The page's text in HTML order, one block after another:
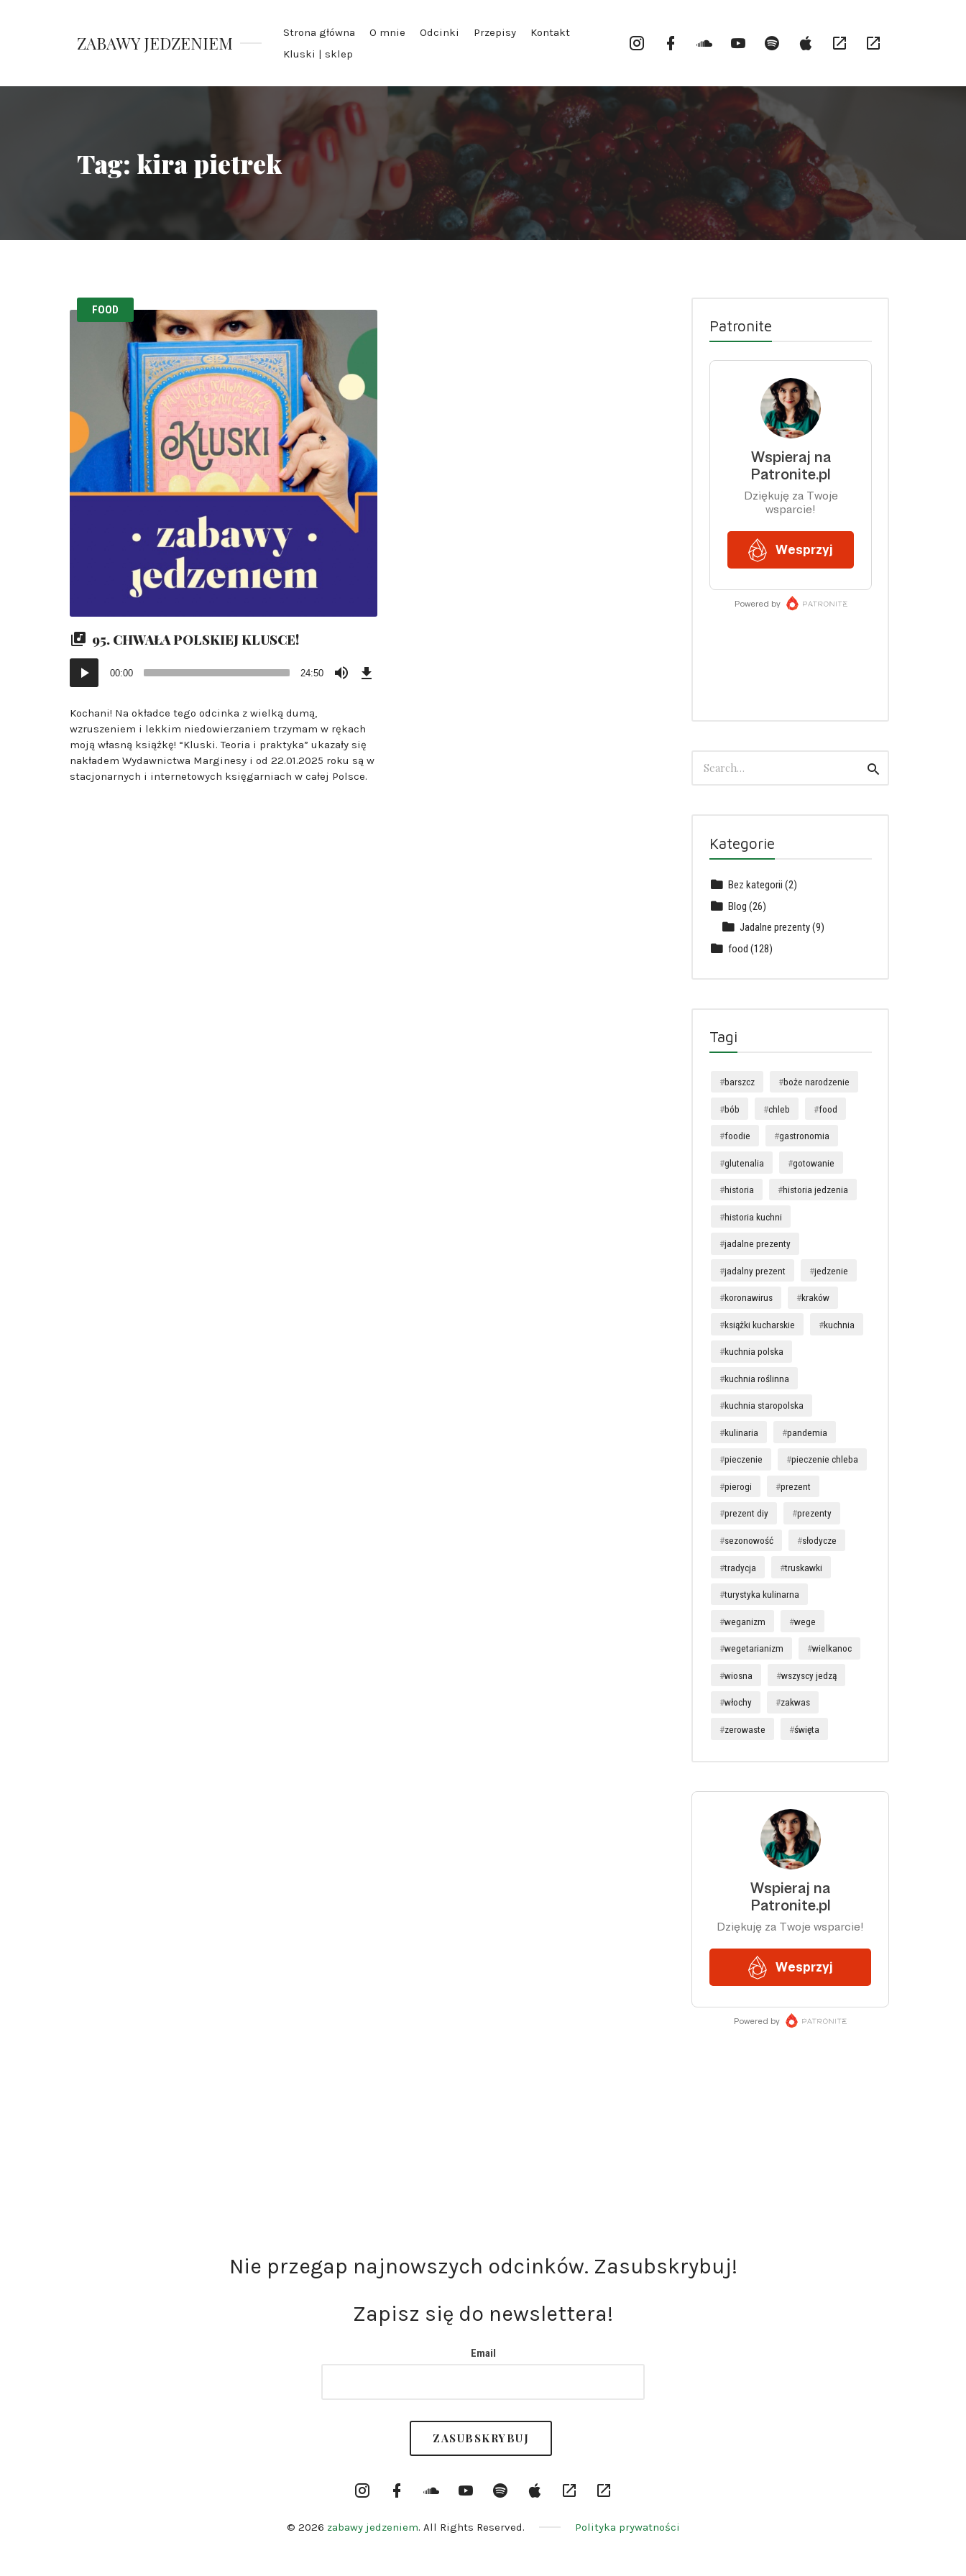
ZABAWY JEDZENIEM Strona główna O mnie Odcinki Przepisy
Kontakt
Kluski | sklep
InstargramFacebook
Profile
Soundcloud
YouTube
Channel
Spotify itunes
Tag: kira pietrek
FOOD
95. CHWAŁA POLSKIEJ KLUSCE!
Odtwarzacz
plików
00:00 24:50
Kochani! Na okładce tego odcinka z wielką dumą,
wzruszeniem i lekkim niedowierzaniem trzymam w rękach
moją własną książkę! “Kluski. Teoria i praktyka” ukazały się
nakładem Wydawnictwa Marginesy i od 22.01.2025 roku są w
stacjonarnych i internetowych księgarniach w całej Polsce.
Patronite
for:
Search
Kategorie
Bez kategorii (2)
Blog (26)
Jadalne prezenty(9)
food (128)
Tagi
barszcz boże narodzenie
bób chleb food
foodie gastronomia
glutenalia gotowanie
historia historia jedzenia
historia kuchni
jadalne prezenty
jadalny prezent jedzenie
koronawirus kraków
książki kucharskie kuchnia
kuchnia polska
kuchnia roślinna
kuchnia staropolska
kulinaria pandemia
pieczenie pieczenie chleba
pierogi prezent
prezent diy prezenty
sezonowość słodycze
tradycja truskawki
turystyka kulinarna
weganizm wege
wegetarianizm wielkanoc
wiosna wszyscy jedzą
włochy zakwas
zerowaste święta
Nie przegap najnowszych odcinków. Zasubskrybuj!
Zapisz się do newslettera!
Email
InstargramFacebook
Profile
Soundcloud
YouTube
Channel
Spotify itunes
© 2026 zabawy jedzeniem. All Rights Reserved. Polityka prywatności